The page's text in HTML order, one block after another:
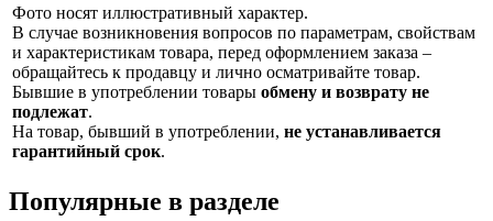
Фото носят иллюстративный характер.
В случае возникновения вопросов по параметрам, свойствам
и характеристикам товара, перед оформлением заказа –
обращайтесь к продавцу и лично осматривайте товар.
Бывшие в употреблении товары обмену и возврату не
подлежат.
На товар, бывший в употреблении, не устанавливается
гарантийный срок.
Популярные в разделе